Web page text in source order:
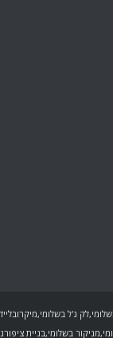
ג'ל
בשלומי,בניית